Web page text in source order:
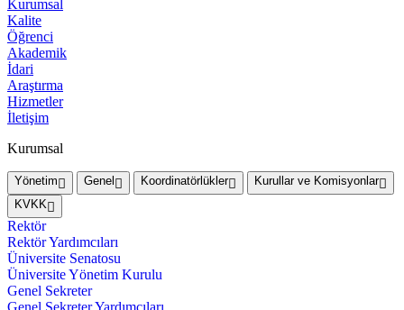
Kurumsal
Kalite
Öğrenci
Akademik
İdari
Araştırma
Hizmetler
İletişim
Kurumsal
Yönetim Genel Koordinatörlükler
Kurullar ve Komisyonlar
KVKK
Rektör
Rektör Yardımcıları
Üniversite Senatosu
Üniversite Yönetim Kurulu
Genel Sekreter